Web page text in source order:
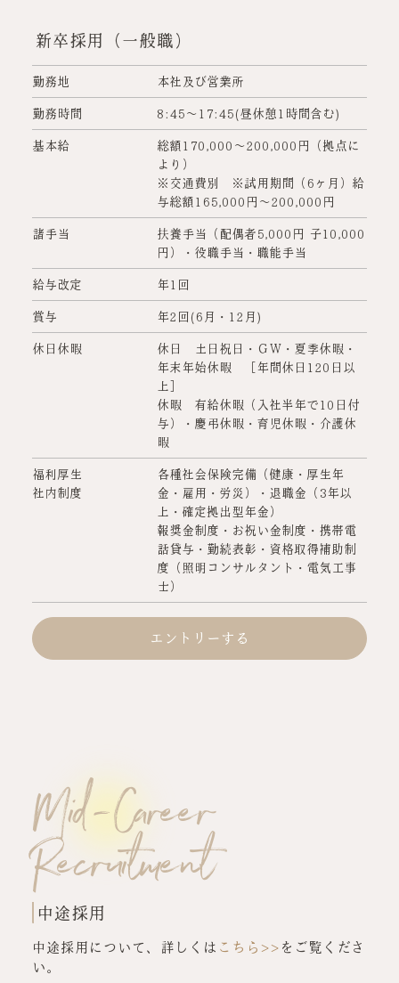
新卒採用（一般職）
勤務地 本社及び営業所
勤務時間 8:45～17:45(昼休憩1時間含む)
基本給
総額170,000～200,000円（拠点に
より）
※交通費別 ※試用期間（6ヶ月）給
与総額165,000円～200,000円
諸手当
扶養手当（配偶者5,000円 子10,000
円）・役職手当・職能手当
給与改定 年1回
賞与 年2回(6月・12月)
休日休暇
休日 土日祝日・ＧＷ・夏季休暇・
年末年始休暇 ［年間休日120日以
上］
休暇 有給休暇（入社半年で10日付
与）・慶弔休暇・育児休暇・介護休
暇
福利厚生
社内制度
各種社会保険完備（健康・厚生年
金・雇用・労災）・退職金（3年以
上・確定拠出型年金）
報奨金制度・お祝い金制度・携帯電
話貸与・勤続表彰・資格取得補助制
度（照明コンサルタント・電気工事
士）
エントリーする
Mid-Career
Recruitment
中途採用
中途採用について、詳しくは こちら>> をご覧くださ
い。